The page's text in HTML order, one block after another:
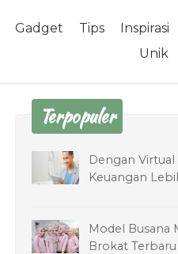
Gadget Tips Inspirasi
Unik
Terpopuler
Dengan Virtual
Keuangan
Model Busana
Brokat Terbaru